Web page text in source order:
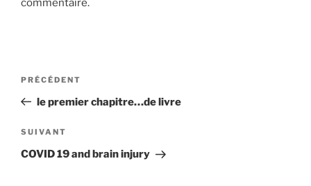
Navigation
l’article
Article
précédent
PRÉCÉDENT
le premier chapitre…de livre
Article
suivant
SUIVANT
COVID 19 and brain injury